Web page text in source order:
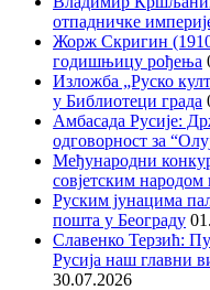
отпадничке
Жорж Скригин
годишњицу рођења
Изложба „Руско
у Библиотеци града
Амбасада Русије:
одговорност за
Међународни
совјетским
Руским јунацима
пошта у Београду
Славенко Терзић:
Русија наш главни
30.07.2026